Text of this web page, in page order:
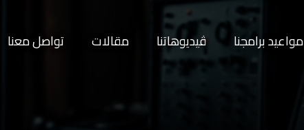
مواعيد برامجنا ڤيديوهاتنا مقالات تواصل معنا